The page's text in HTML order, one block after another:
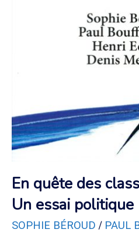
En quête des
Un essai politique
SOPHIE BÉROUD / PAUL